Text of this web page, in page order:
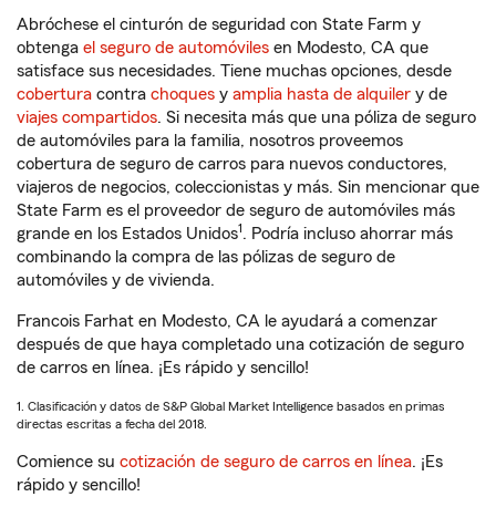
Abróchese el cinturón de seguridad con State Farm y
obtenga el seguro de automóviles en Modesto, CA que
satisface sus necesidades. Tiene muchas opciones, desde
cobertura contra choques y amplia hasta de alquiler y de
viajes compartidos. Si necesita más que una póliza de seguro
de automóviles para la familia, nosotros proveemos
cobertura de seguro de carros para nuevos conductores,
viajeros de negocios, coleccionistas y más. Sin mencionar que
State Farm es el proveedor de seguro de automóviles más
grande en los Estados Unidos1. Podría incluso ahorrar más
combinando la compra de las pólizas de seguro de
automóviles y de vivienda.
Francois Farhat en Modesto, CA le ayudará a comenzar
después de que haya completado una cotización de seguro
de carros en línea. ¡Es rápido y sencillo!
1. Clasificación y datos de S&P Global Market Intelligence basados en primas
directas escritas a fecha del 2018.
Comience su cotización de seguro de carros en línea. ¡Es
rápido y sencillo!